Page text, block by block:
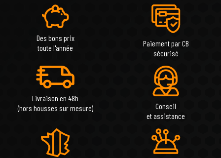
Des bons prix
toute l'année
Paiement par CB
sécurisé
Livraison en 48h
(hors housses sur mesure)
Conseil
et assistance